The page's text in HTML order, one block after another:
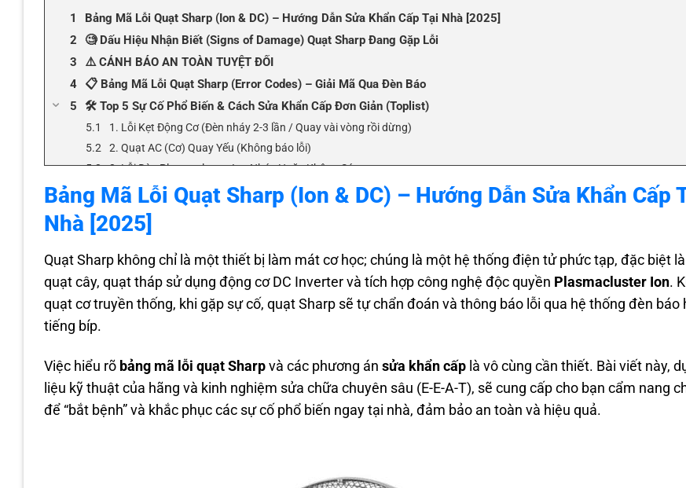
Bảng Mã Lỗi Quạt Sharp (Ion & DC) – Hướng Dẫn Sửa Khẩn Cấp Tại Nhà [2025]
🧐 Dấu Hiệu Nhận Biết (Signs of Damage) Quạt Sharp Đang Gặp Lỗi
⚠️ CẢNH BÁO AN TOÀN TUYỆT ĐỐI
📋 Bảng Mã Lỗi Quạt Sharp (Error Codes) – Giải Mã Qua Đèn Báo
🛠️ Top 5 Sự Cố Phổ Biến & Cách Sửa Khẩn Cấp Đơn Giản (Toplist)
1. Lỗi Kẹt Động Cơ (Đèn nháy 2-3 lần / Quay vài vòng rồi dừng)
2. Quạt AC (Cơ) Quay Yếu (Không báo lỗi)
3. Lỗi Đèn Plasmacluster Ion Nháy Hoặc Không Sáng
4. Lỗi Cảm Biến Hall (Đèn nháy 5-6 lần – Chỉ quạt DC)
5. Lỗi Không Nhận Điều Khiển (Remote)
📝 Kinh Nghiệm Thực Tế (Experience) & Case Study
Case Study: Sửa lỗi đèn Ion nháy trên quạt Sharp PJJ3D-S
💰 Bảng Giá Dịch Vụ Sửa Chữa Tham Khảo (List Price)
📍 Khi Nào Cần Gọi Thợ? Danh Sách Địa Chỉ Uy Tín (List Local)
❓ Câu Hỏi Thường Gặp (FAQs) Về Lỗi Quạt Sharp
Bảng Mã Lỗi Quạt Sharp (Ion & DC) – Hướng Dẫn Sửa Khẩn Cấp
Nhà [2025]
Quạt Sharp không chỉ là một thiết bị làm mát cơ học; chúng là một hệ thống điện tử phức tạp, đặc biệt
quạt cây, quạt tháp sử dụng động cơ DC Inverter và tích hợp công nghệ độc quyền Plasmacluster Ion.
quạt cơ truyền thống, khi gặp sự cố, quạt Sharp sẽ tự chẩn đoán và thông báo lỗi qua hệ thống đèn báo
tiếng bíp.
Việc hiểu rõ bảng mã lỗi quạt Sharp và các phương ánsửa khẩn cấp là vô cùng cần thiết. Bài viết này,
liệu kỹ thuật của hãng và kinh nghiệm sửa chữa chuyên sâu (E-E-A-T), sẽ cung cấp cho bạn cẩm nang
để “bắt bệnh” và khắc phục các sự cố phổ biến ngay tại nhà, đảm bảo an toàn và hiệu quả.